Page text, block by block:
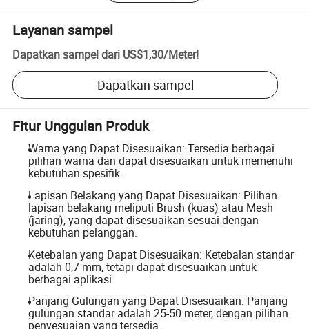
Layanan sampel
Dapatkan sampel dari US$1,30/Meter!
Dapatkan sampel
Fitur Unggulan Produk
Warna yang Dapat Disesuaikan: Tersedia berbagai
pilihan warna dan dapat disesuaikan untuk memenuhi
kebutuhan spesifik.
Lapisan Belakang yang Dapat Disesuaikan: Pilihan
lapisan belakang meliputi Brush (kuas) atau Mesh
(jaring), yang dapat disesuaikan sesuai dengan
kebutuhan pelanggan.
Ketebalan yang Dapat Disesuaikan: Ketebalan standar
adalah 0,7 mm, tetapi dapat disesuaikan untuk
berbagai aplikasi.
Panjang Gulungan yang Dapat Disesuaikan: Panjang
gulungan standar adalah 25-50 meter, dengan pilihan
penyesuaian yang tersedia.